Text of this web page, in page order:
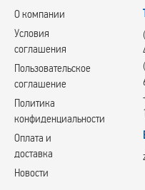
О компании
Условия
соглашения
Пользовательское
соглашение
Политика
конфиденциальности
Оплата и
доставка
Новости